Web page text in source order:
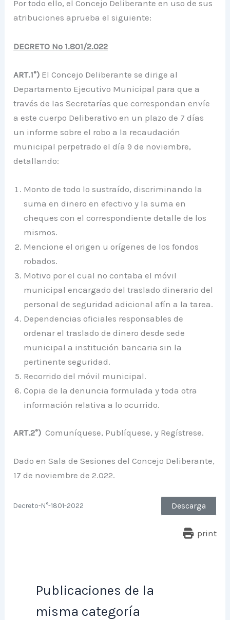
Por todo ello, el Concejo Deliberante en uso de sus
atribuciones aprueba el siguiente:
DECRETO Nº 1.801/2.022
ART.1°) El Concejo Deliberante se dirige al
Departamento Ejecutivo Municipal para que a
través de las Secretarías que correspondan envíe
a este cuerpo Deliberativo en un plazo de 7 días
un informe sobre el robo a la recaudación
municipal perpetrado el día 9 de noviembre,
detallando:
Monto de todo lo sustraído, discriminando la
suma en dinero en efectivo y la suma en
cheques con el correspondiente detalle de los
mismos.
Mencione el origen u orígenes de los fondos
robados.
Motivo por el cual no contaba el móvil
municipal encargado del traslado dinerario del
personal de seguridad adicional afín a la tarea.
Dependencias oficiales responsables de
ordenar el traslado de dinero desde sede
municipal a institución bancaria sin la
pertinente seguridad.
Recorrido del móvil municipal.
Copia de la denuncia formulada y toda otra
información relativa a lo ocurrido.
ART.2°) Comuníquese, Publíquese, y Regístrese.
Dado en Sala de Sesiones del Concejo Deliberante,
17 de noviembre de 2.022.
Decreto-N°-1801-2022 Descarga
print
Publicaciones de la
misma categoría